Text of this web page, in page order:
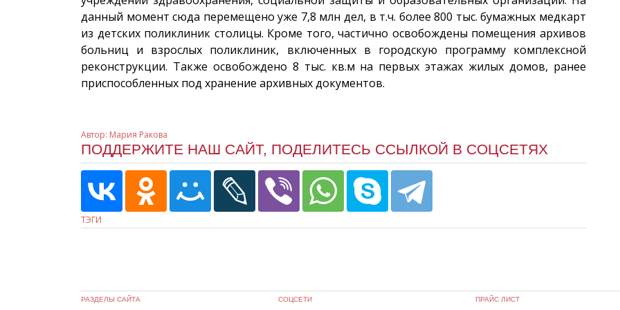
данный момент сюда перемещено уже 7,8 млн дел, в т.ч. более 800 тыс. бумажных медкарт
из детских поликлиник столицы. Кроме того, частично освобождены помещения архивов
больниц и взрослых поликлиник, включенных в городскую программу комплексной
реконструкции. Также освобождено 8 тыс. кв.м на первых этажах жилых домов, ранее
приспособленных под хранение архивных документов.
Автор: Мария Ракова
ПОДДЕРЖИТЕ НАШ САЙТ, ПОДЕЛИТЕСЬ ССЫЛКОЙ В СОЦСЕТЯХ
ТЭГИ
РАЗДЕЛЫ САЙТА СОЦСЕТИ ПРАЙС ЛИСТ